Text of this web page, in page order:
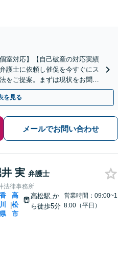
室対応】【自己破産の対応実績
護士に依頼し催促を今すぐにス
をご提案。まずは現状をお聞か
を見る
メールでお問い合わせ
実 弁護士
法律事務所
香
川
県
|
高
松
市
高松駅 か
ら徒歩5分
営業時間：09:00~1
8:00（平日）